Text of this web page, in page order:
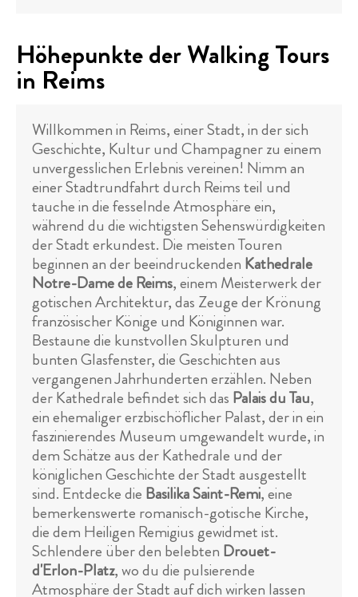
Höhepunkte der Walking Tours
in Reims
Willkommen in Reims, einer Stadt, in der sich
Geschichte, Kultur und Champagner zu einem
unvergesslichen Erlebnis vereinen! Nimm an
einer Stadtrundfahrt durch Reims teil und
tauche in die fesselnde Atmosphäre ein,
während du die wichtigsten Sehenswürdigkeiten
der Stadt erkundest. Die meisten Touren
beginnen an der beeindruckenden Kathedrale
Notre-Dame de Reims, einem Meisterwerk der
gotischen Architektur, das Zeuge der Krönung
französischer Könige und Königinnen war.
Bestaune die kunstvollen Skulpturen und
bunten Glasfenster, die Geschichten aus
vergangenen Jahrhunderten erzählen. Neben
der Kathedrale befindet sich das Palais du Tau,
ein ehemaliger erzbischöflicher Palast, der in ein
faszinierendes Museum umgewandelt wurde, in
dem Schätze aus der Kathedrale und der
königlichen Geschichte der Stadt ausgestellt
sind. Entdecke die Basilika Saint-Remi, eine
bemerkenswerte romanisch-gotische Kirche,
die dem Heiligen Remigius gewidmet ist.
Schlendere über den belebten Drouet-
d'Erlon-Platz, wo du die pulsierende
Atmosphäre der Stadt auf dich wirken lassen